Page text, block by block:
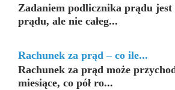
Zadaniem podlicznika prądu jest
prądu, ale nie całeg...
Rachunek za prąd – co ile...
Rachunek za prąd może
miesiące, co pół ro...